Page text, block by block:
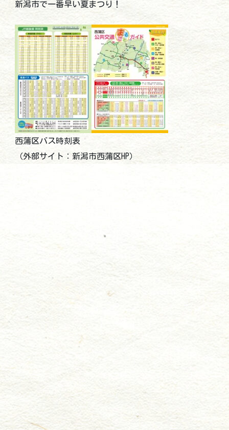
新潟市で一番早い夏まつり！
西蒲区バス時刻表
（外部サイト：新潟市西蒲区HP）